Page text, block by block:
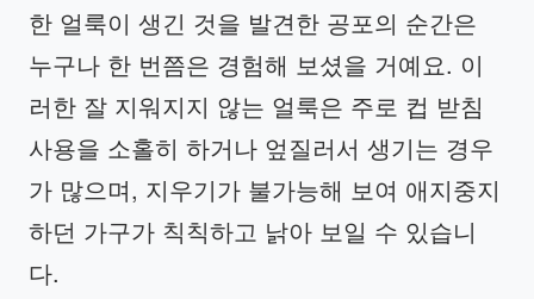
한 얼룩이 생긴 것을 발견한 공포의 순간은
누구나 한 번쯤은 경험해 보셨을 거예요. 이
러한 잘 지워지지 않는 얼룩은 주로 컵 받침
사용을 소홀히 하거나 엎질러서 생기는 경우
가 많으며, 지우기가 불가능해 보여 애지중지
하던 가구가 칙칙하고 낡아 보일 수 있습니
다.